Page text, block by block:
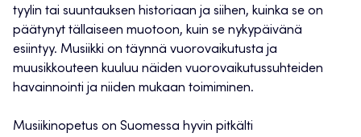
tyylin tai suuntauksen historiaan ja siihen, kuinka se on
päätynyt tällaiseen muotoon, kuin se nykypäivänä
esiintyy. Musiikki on täynnä vuorovaikutusta ja
muusikkouteen kuuluu näiden vuorovaikutussuhteiden
havainnointi ja niiden mukaan toimiminen.
Musiikinopetus on Suomessa hyvin pitkälti